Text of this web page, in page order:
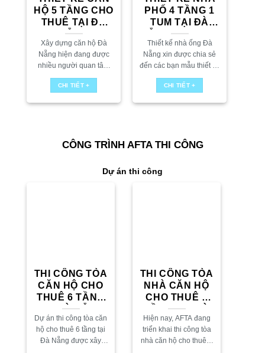
HỘ 5 TẦNG CHO
THUÊ TẠI ĐÀ
NẴNG
Xây dựng căn hộ Đà
Nẵng hiện đang được
nhiều người quan tâm
đặc biệt tại những thành
phố lớn như Đà Nẵng.
CHI TIẾT +
PHỐ 4 TẦNG 1
TUM TẠI ĐÀ
NẴNG – PHONG
CÁCH HIỆN ĐẠI
Thiết kế nhà ống Đà
Nẵng xin được chia sẻ
đến các bạn mẫu thiết kế
nhà phố 4 tầng 1 tum tại
Đà Nẵng với phong cách
CHI TIẾT +
CÔNG TRÌNH AFTA THI CÔNG
Dự án thi công
THI CÔNG TÒA
CĂN HỘ CHO
THUÊ 6 TẦNG
TẠI ĐÀ NẴNG
Dự án thi công tòa căn
hộ cho thuê 6 tầng tại
Đà Nẵng được xây
THI CÔNG TÒA
NHÀ CĂN HỘ
CHO THUÊ 5
TẦNG TẠI ĐÀ
NẴNG
Hiện nay, AFTA đang
triển khai thi công tòa
nhà căn hộ cho thuê 5